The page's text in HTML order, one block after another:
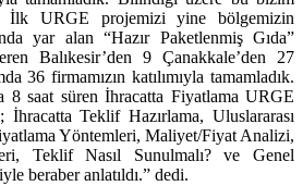
İlk URGE projemizi yine bölgemizin
yar alan “Hazır Paketlenmiş Gıda”
Balıkesir’den 9 Çanakkale’den 27
36 firmamızın katılımıyla tamamladık.
8 saat süren İhracatta Fiyatlama URGE
İhracatta Teklif Hazırlama, Uluslararası
Yöntemleri, Maliyet/Fiyat Analizi,
Teklif Nasıl Sunulmalı? ve Genel
beraber anlatıldı.” dedi.